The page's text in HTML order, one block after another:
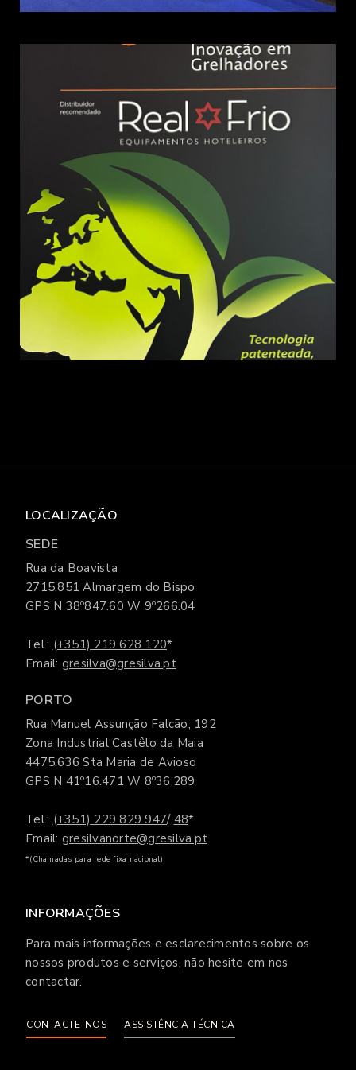
LOCALIZAÇÃO
SEDE
Rua da Boavista
2715.851 Almargem do Bispo
GPS N 38º847.60 W 9º266.04
Tel.: (+351) 219 628 120*
Email: gresilva@gresilva.pt
PORTO
Rua Manuel Assunção Falcão, 192
Zona Industrial Castêlo da Maia
4475.636 Sta Maria de Avioso
GPS N 41º16.471 W 8º36.289
Tel.: (+351) 229 829 947/ 48*
Email: gresilvanorte@gresilva.pt
*(Chamadas para rede fixa nacional)
INFORMAÇÕES
Para mais informações e esclarecimentos sobre os
nossos produtos e serviços, não hesite em nos
contactar.
CONTACTE-NOS ASSISTÊNCIA TÉCNICA